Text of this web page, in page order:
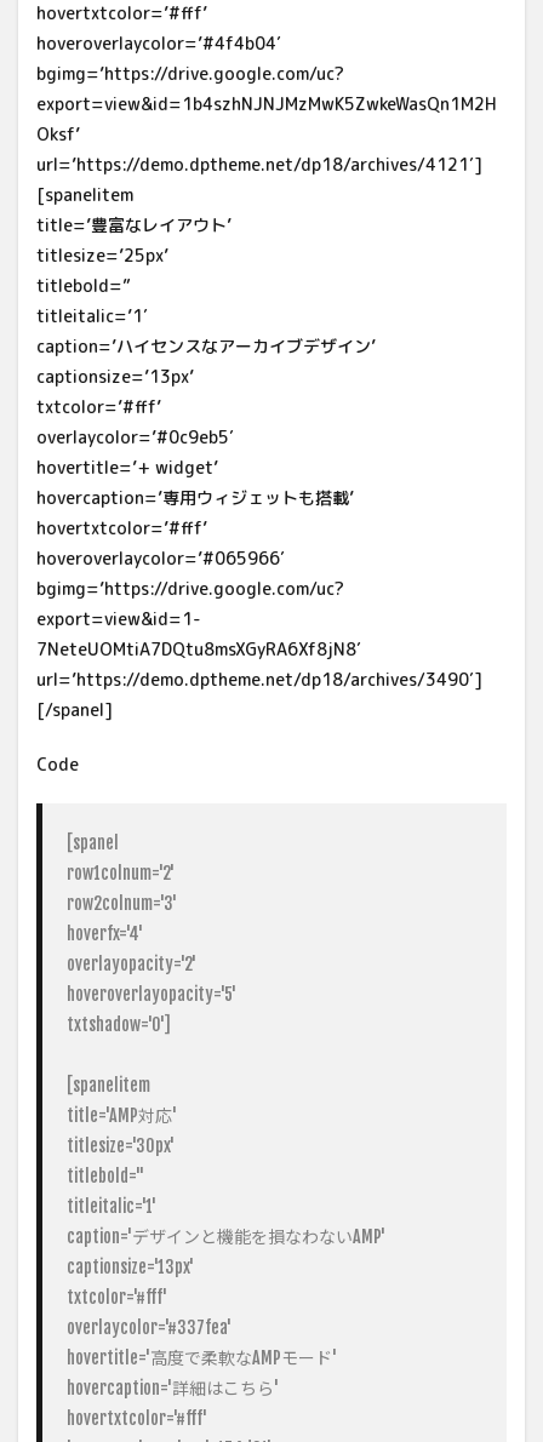
hovertxtcolor=’#fff’
hoveroverlaycolor=’#4f4b04′
bgimg=’https://drive.google.com/uc?
export=view&id=1b4szhNJNJMzMwK5ZwkeWasQn1M2H
Oksf’
url=’https://demo.dptheme.net/dp18/archives/4121′]
[spanelitem
title=’豊富なレイアウト’
titlesize=’25px’
titlebold=”
titleitalic=’1′
caption=’ハイセンスなアーカイブデザイン’
captionsize=’13px’
txtcolor=’#fff’
overlaycolor=’#0c9eb5′
hovertitle=’+ widget’
hovercaption=’専用ウィジェットも搭載’
hovertxtcolor=’#fff’
hoveroverlaycolor=’#065966′
bgimg=’https://drive.google.com/uc?
export=view&id=1-
7NeteUOMtiA7DQtu8msXGyRA6Xf8jN8′
url=’https://demo.dptheme.net/dp18/archives/3490′]
[/spanel]
Code
[spanel
row1colnum='2'
row2colnum='3'
hoverfx='4'
overlayopacity='2'
hoveroverlayopacity='5'
txtshadow='0']
[spanelitem
title='AMP対応'
titlesize='30px'
titlebold=''
titleitalic='1'
caption='デザインと機能を損なわないAMP'
captionsize='13px'
txtcolor='#fff'
overlaycolor='#337fea'
hovertitle='高度で柔軟なAMPモード'
hovercaption='詳細はこちら'
hovertxtcolor='#fff'